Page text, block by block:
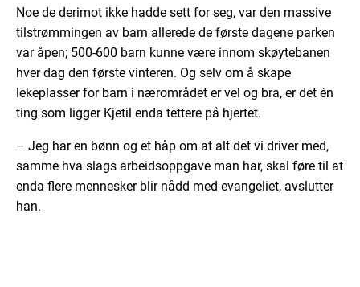
Noe de derimot ikke hadde sett for seg, var den massive
tilstrømmingen av barn allerede de første dagene parken
var åpen; 500-600 barn kunne være innom skøytebanen
hver dag den første vinteren. Og selv om å skape
lekeplasser for barn i nærområdet er vel og bra, er det én
ting som ligger Kjetil enda tettere på hjertet.
– Jeg har en bønn og et håp om at alt det vi driver med,
samme hva slags arbeidsoppgave man har, skal føre til at
enda flere mennesker blir nådd med evangeliet, avslutter
han.